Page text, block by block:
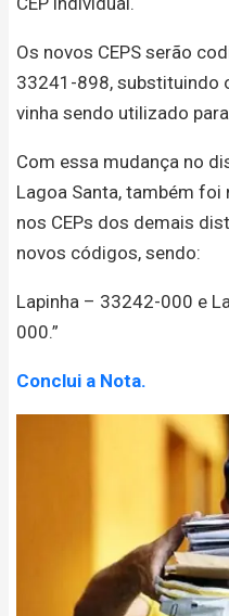
Os novos CEPS serão
33241-898, substituindo
vinha sendo utilizado
Com essa mudança no
Lagoa Santa, também
nos CEPs dos demais
novos códigos, sendo:
Lapinha – 33242-000 e
000.”
Conclui a Nota.